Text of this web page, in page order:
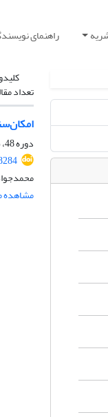
راهنمای
تعداد
دوره 48، شماره 4، زمستان 1401، صفحه
مشاهده